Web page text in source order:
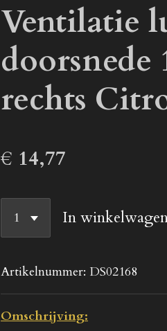
Ventilatie
doorsnede
rechts
€ 14,77
In
Artikelnummer: DS02168
Omschrijving: